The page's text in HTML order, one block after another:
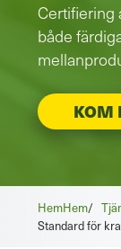
Certifiering
både
KOM
Hem /
Hem
Standard för